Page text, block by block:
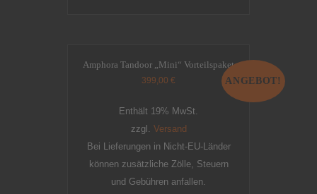
ANGEBOT!
Amphora Tandoor „Mini“ Vorteilspaket
399,00 €
Enthält 19% MwSt.
zzgl. Versand
Bei Lieferungen in Nicht-EU-Länder
können zusätzliche Zölle, Steuern
und Gebühren anfallen.